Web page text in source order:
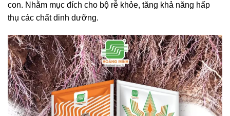
con. Nhằm mục đích cho bộ rễ khỏe, tăng khả năng hấp
thụ các chất dinh dưỡng.